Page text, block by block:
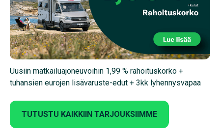
Uusiin matkailuajoneuvoihin 1,99 % rahoituskorko +
tuhansien eurojen lisävaruste-edut + 3kk lyhennysvapaa
TUTUSTU KAIKKIIN TARJOUKSIIMME